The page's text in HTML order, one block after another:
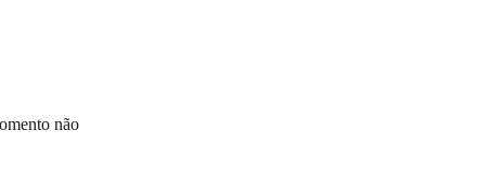
não